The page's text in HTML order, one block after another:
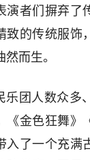
演者们摒弃
致的传统服饰
然而生。
乐团人数众多
《金色狂舞》
入了一个充满